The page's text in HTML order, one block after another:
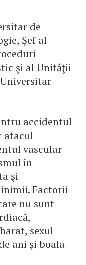
de
Şef al
şi al Unităţii
accidentul
atacul
vascular
în
şi
Factorii
nu sunt
sexul
ani şi boala